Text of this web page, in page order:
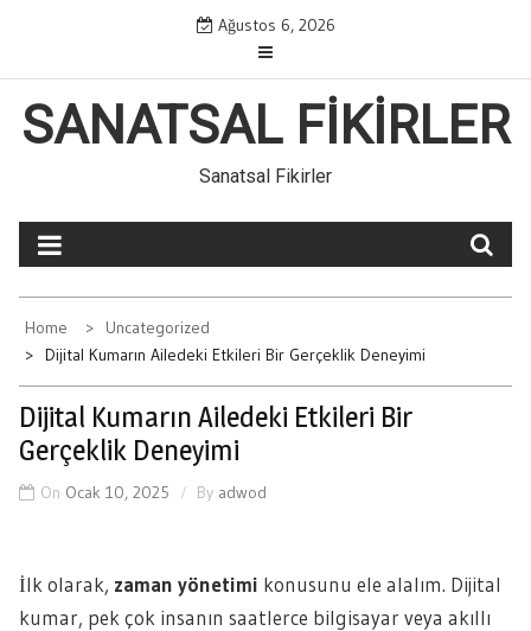
content
Ağustos 6, 2026
SANATSAL FIKIRLER
Sanatsal Fikirler
Home
Uncategorized
Dijital Kumarın Ailedeki Etkileri Bir Gerçeklik Deneyimi
Dijital Kumarın Ailedeki Etkileri Bir
Gerçeklik Deneyimi
On Ocak 10, 2025 By adwod
İlk olarak, zaman yönetimi konusunu ele alalım. Dijital
kumar, pek çok insanın saatlerce bilgisayar veya akıllı